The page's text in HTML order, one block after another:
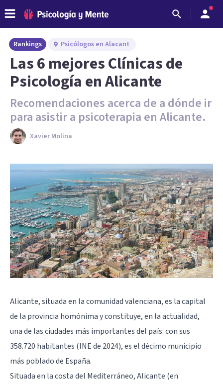
Rankings Psicólogos en Alacant
Las 6 mejores Clínicas de
Psicología en Alicante
Recomendaciones acerca de a dónde ir
para asistir a psicoterapia en Alicante.
Xavier Molina
Alicante, situada en la comunidad valenciana, es la capital
de la provincia homónima y constituye, en la actualidad,
una de las ciudades más importantes del país: con sus
358.720 habitantes (INE de 2024), es el décimo municipio
más poblado de España.
Situada en la costa del Mediterráneo, Alicante (en